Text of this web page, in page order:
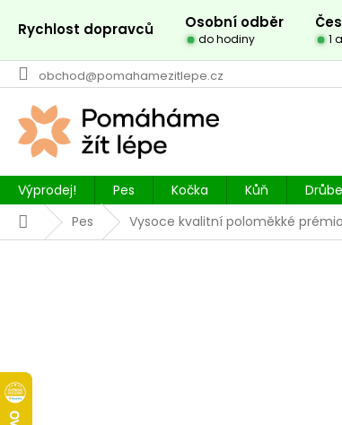
obsah
Rychlost dopravců Osobní odběr
do hodiny 1
obchod@pomahamezitlepe.cz
Výprodej! Pes Kočka Kůň
DomůPes Vysoce kvalitní poloměkké